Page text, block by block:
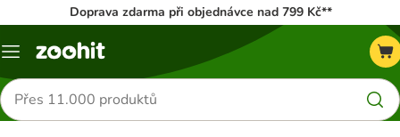
Doprava zdarma při objednávce nad 799 Kč**
Menu
Hledat
produkty